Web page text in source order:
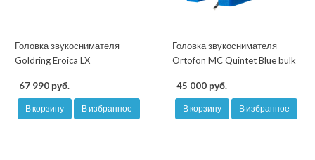
Головка звукоснимателя
Goldring Eroica LX
67 990 руб.
В корзину В избранное
Головка звукоснимателя
Ortofon MC Quintet Blue bulk
45 000 руб.
В корзину В избранное